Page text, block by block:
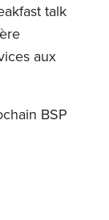
talk
aux
BSP